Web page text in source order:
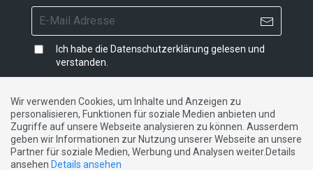
Ich habe die Datenschutzerklärung gelesen und
verstanden.
Impressum|Datenschutzerklärung|Kontakt
DE FR IT
Wir verwenden Cookies, um Inhalte und Anzeigen zu
personalisieren, Funktionen für soziale Medien anbieten und
Zugriffe auf unsere Webseite analysieren zu können. Ausserdem
geben wir Informationen zur Nutzung unserer Webseite an unsere
Partner für soziale Medien, Werbung und Analysen weiter.Details
ansehen Details ansehen